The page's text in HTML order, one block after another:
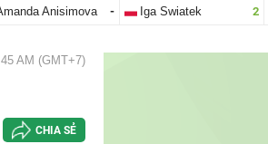
Anisimova
-
Iga Swiatek
2
AM (GMT+7)
CHIA SẺ